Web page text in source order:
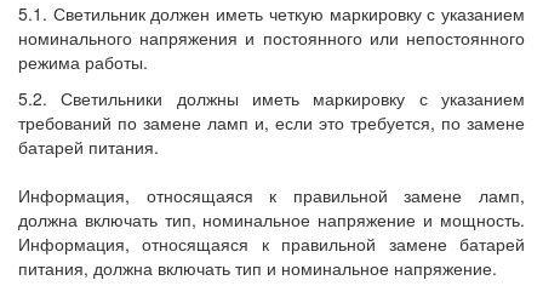
5.1. Светильник должен иметь четкую маркировку с указанием
номинального напряжения и постоянного или непостоянного
режима работы.
5.2. Светильники должны иметь маркировку с указанием
требований по замене ламп и, если это требуется, по замене
батарей питания.
Информация, относящаяся к правильной замене ламп,
должна включать тип, номинальное напряжение и мощность.
Информация, относящаяся к правильной замене батарей
питания, должна включать тип и номинальное напряжение.